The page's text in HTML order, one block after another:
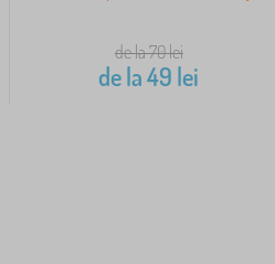
de la 70lei
de la49 lei